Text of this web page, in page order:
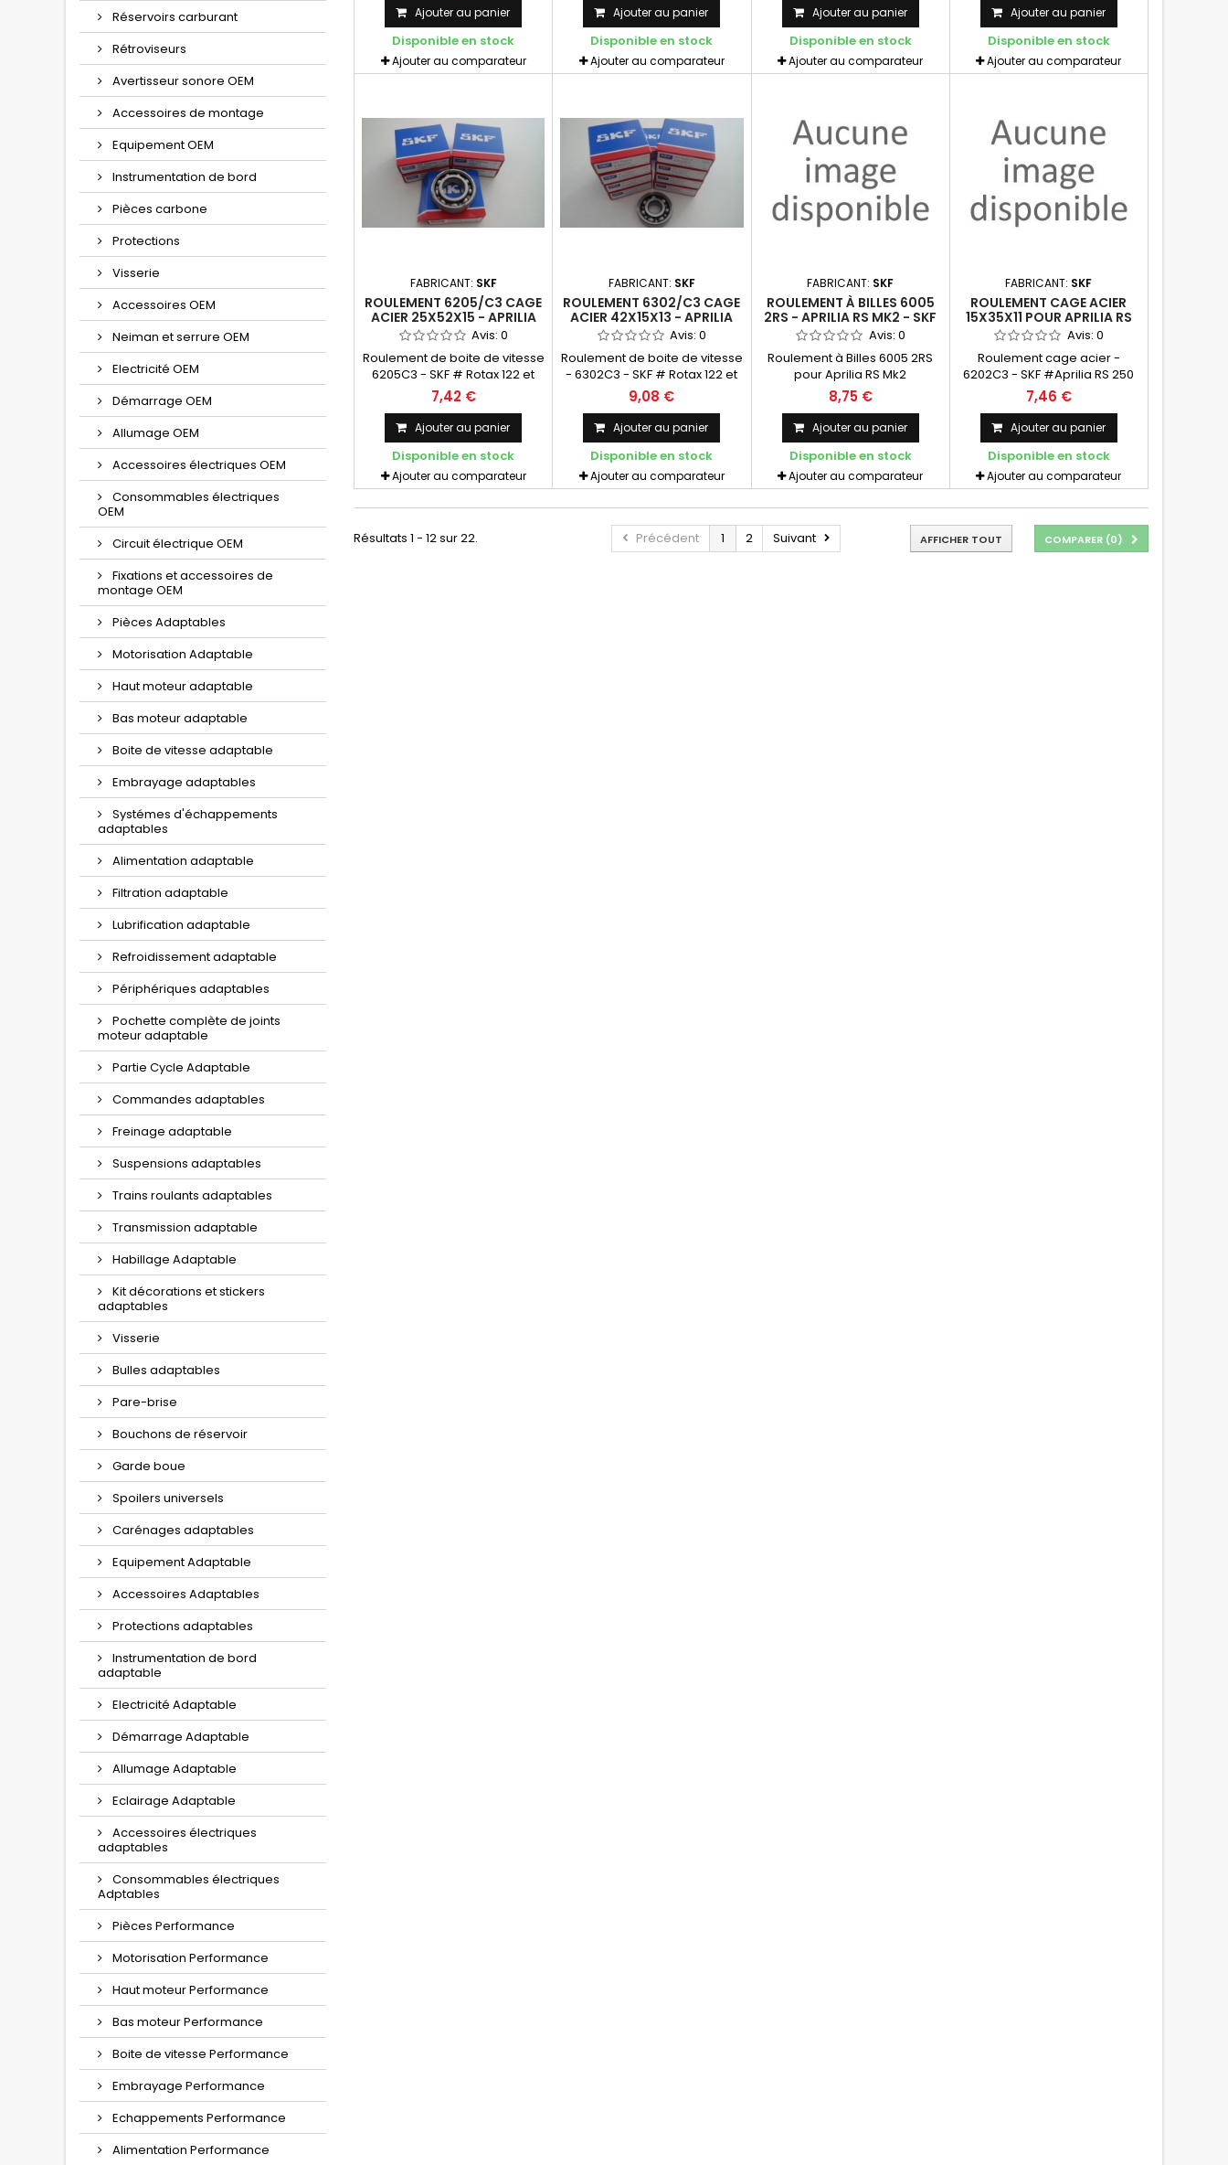
Réservoirs carburant
Rétroviseurs
Avertisseur sonore OEM
Accessoires de montage
Equipement OEM
Instrumentation de bord
Pièces carbone
Protections
Visserie
Accessoires OEM
Neiman et serrure OEM
Electricité OEM
Démarrage OEM
Allumage OEM
Accessoires électriques OEM
Consommables électriques
OEM
Circuit électrique OEM
Fixations et accessoires de
montage OEM
Pièces Adaptables
Motorisation Adaptable
Haut moteur adaptable
Bas moteur adaptable
Boite de vitesse adaptable
Embrayage adaptables
Systémes d'échappements
adaptables
Alimentation adaptable
Filtration adaptable
Lubrification adaptable
Refroidissement adaptable
Périphériques adaptables
Pochette complète de joints
moteur adaptable
Partie Cycle Adaptable
Commandes adaptables
Freinage adaptable
Suspensions adaptables
Trains roulants adaptables
Transmission adaptable
Habillage Adaptable
Kit décorations et stickers
adaptables
Visserie
Bulles adaptables
Pare-brise
Bouchons de réservoir
Garde boue
Spoilers universels
Carénages adaptables
Equipement Adaptable
Accessoires Adaptables
Protections adaptables
Instrumentation de bord
adaptable
Electricité Adaptable
Démarrage Adaptable
Allumage Adaptable
Eclairage Adaptable
Accessoires électriques
adaptables
Consommables électriques
Adptables
Pièces Performance
Motorisation Performance
Haut moteur Performance
Bas moteur Performance
Boite de vitesse Performance
Embrayage Performance
Echappements Performance
Alimentation Performance
6005 SKF Quantité nécessaire
pour Réfection Rotax 122/123: 1
Ajouter au panier
Disponible en stock
Ajouter au comparateur
Ajouter au panier
Disponible en stock
Ajouter au comparateur
6005/C3 SKF Quantité
nécessaire pour Réfection
Rotax 122/123 : 1
Ajouter au panier
Disponible en stock
Ajouter au comparateur
RS 250 Mk1 & Mk2 # Suzuki RGV
250 VJ22 Cage acier
Ajouter au panier
Disponible en stock
Ajouter au comparateur
FABRICANT: SKF
ROULEMENT 6205/C3 CAGE
ACIER 25X52X15 - APRILIA
125 / ROTAX 122/123 - SKF
Avis:0
Roulement de boite de vitesse
6205C3 - SKF # Rotax 122 et
rotax 123 (et autres
applications) Cage acier -
6205/C3 - SKF Quantité
nécessaire pour Réfection
Rotax 122/123: 2
7,42 €
Ajouter au panier
Disponible en stock
Ajouter au comparateur
FABRICANT: SKF
ROULEMENT 6302/C3 CAGE
ACIER 42X15X13 - APRILIA
125 / ROTAX 122/123 - SKF
Avis:0
Roulement de boite de vitesse
- 6302C3 - SKF # Rotax 122 et
rotax 123 (et autres
applications) Cage acier
- 6302/C3 - SKF Quantité
nécessaire pour Réfection
Rotax 122/123: 1
9,08 €
Ajouter au panier
Disponible en stock
Ajouter au comparateur
FABRICANT: SKF
ROULEMENT À BILLES 6005
2RS - APRILIA RS MK2 - SKF
Avis: 0
Roulement à Billes 6005 2RS
pour Aprilia RS Mk2
8,75 €
Ajouter au panier
Disponible en stock
Ajouter au comparateur
FABRICANT: SKF
ROULEMENT CAGE ACIER
15X35X11 POUR APRILIA RS
250 / SUZUKI RGV 250 - SKF
Avis: 0
Roulement cage acier -
6202C3 - SKF #Aprilia RS 250
Mk1 et Mk2 et Suzuki RGV 250
Pièce #
7,46 €
Ajouter au panier
Disponible en stock
Ajouter au comparateur
COMPARER (0)
Précédent 1 2 Suivant AFFICHER TOUT
Résultats 1 - 12 sur 22.